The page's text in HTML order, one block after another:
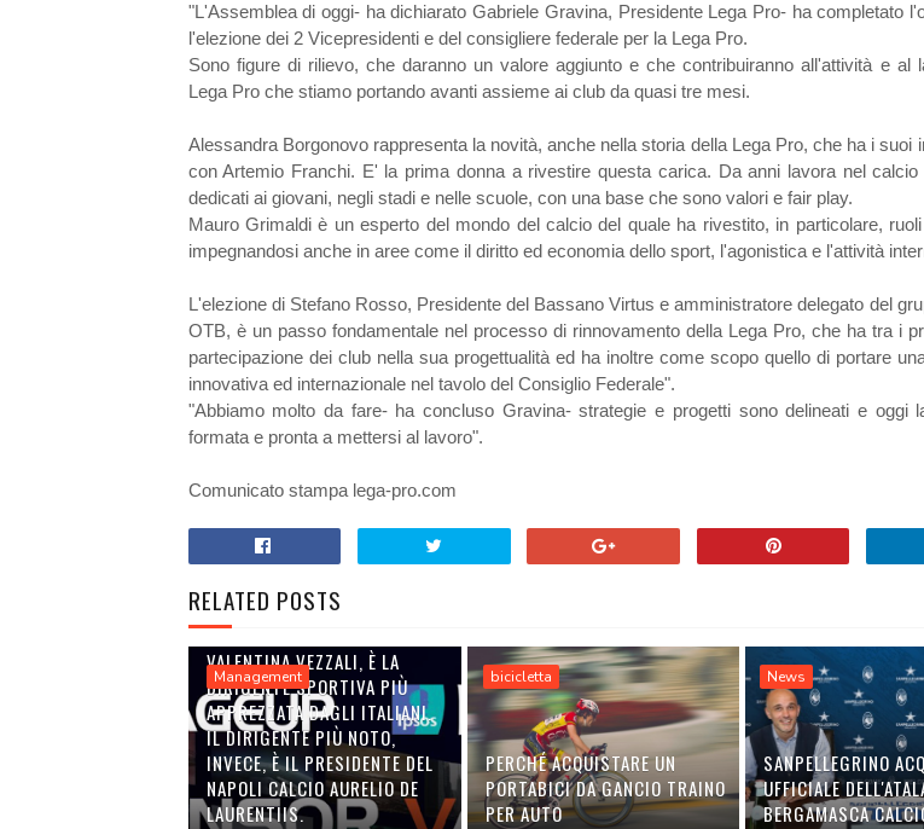
"L'Assemblea di oggi- ha dichiarato Gabriele Gravina, Presidente Lega Pro- ha completato
l'elezione dei 2 Vicepresidenti e del consigliere federale per la Lega Pro.
Sono figure di rilievo, che daranno un valore aggiunto e che contribuiranno all'attività e al
Lega Pro che stiamo portando avanti assieme ai club da quasi tre mesi.
Alessandra Borgonovo rappresenta la novità, anche nella storia della Lega Pro, che ha i suoi
con Artemio Franchi. E' la prima donna a rivestire questa carica. Da anni lavora nel calcio
dedicati ai giovani, negli stadi e nelle scuole, con una base che sono valori e fair play.
Mauro Grimaldi è un esperto del mondo del calcio del quale ha rivestito, in particolare,
impegnandosi anche in aree come il diritto ed economia dello sport, l'agonistica e l'attività
L'elezione di Stefano Rosso, Presidente del Bassano Virtus e amministratore delegato del
OTB, è un passo fondamentale nel processo di rinnovamento della Lega Pro, che ha tra i
partecipazione dei club nella sua progettualità ed ha inoltre come scopo quello di portare
innovativa ed internazionale nel tavolo del Consiglio Federale".
"Abbiamo molto da fare- ha concluso Gravina- strategie e progetti sono delineati e oggi
formata e pronta a mettersi al lavoro".
Comunicato stampa lega-pro.com
RELATED POSTS
Management
VALENTINA VEZZALI, È LA
DIRIGENTE SPORTIVA PIÙ
APPREZZATA DAGLI ITALIANI.
IL DIRIGENTE PIÙ NOTO,
INVECE, È IL PRESIDENTE DEL
NAPOLI CALCIO AURELIO DE
LAURENTIIS.
bicicletta
PERCHÉ ACQUISTARE UN
PORTABICI DA GANCIO TRAINO
PER AUTO
News
SANPELLEGRINO
UFFICIALE
BERGAMASCA